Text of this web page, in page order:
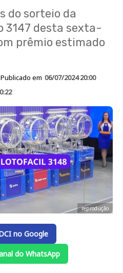
do sorteio da
3147 desta sexta-
prêmio estimado
Publicado em 06/07/2024 20:00
reprodução
no Google
do WhatsApp